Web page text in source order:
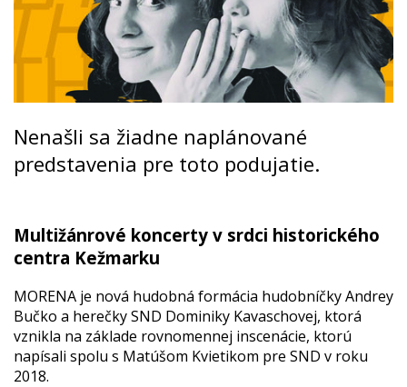
Nenašli sa žiadne naplánované
predstavenia pre toto podujatie.
Multižánrové koncerty v srdci historického
centra Kežmarku
MORENA je nová hudobná formácia hudobníčky Andrey
Bučko a herečky SND Dominiky Kavaschovej, ktorá
vznikla na základe rovnomennej inscenácie, ktorú
napísali spolu s Matúšom Kvietikom pre SND v roku
2018.